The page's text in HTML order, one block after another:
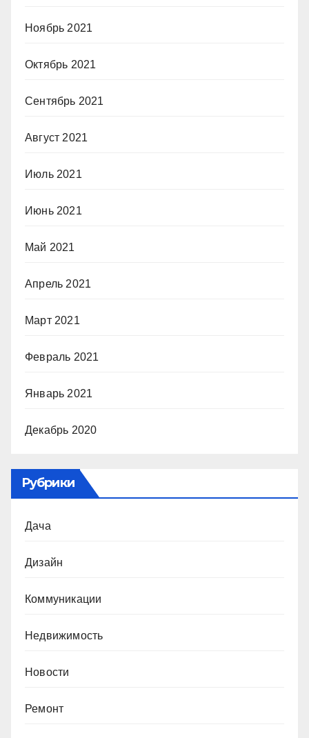
Ноябрь 2021
Октябрь 2021
Сентябрь 2021
Август 2021
Июль 2021
Июнь 2021
Май 2021
Апрель 2021
Март 2021
Февраль 2021
Январь 2021
Декабрь 2020
Рубрики
Дача
Дизайн
Коммуникации
Недвижимость
Новости
Ремонт